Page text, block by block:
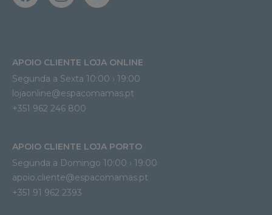
APOIO CLIENTE LOJA ONLINE
Segunda a Sexta 10:00 › 19:00
lojaonline@espacomamas.pt
+351 962 246 800
APOIO CLIENTE LOJA PORTO
Segunda a Domingo 10:00 › 19:00
apoio.cliente@espacomamas.pt
+351 91 962 2393